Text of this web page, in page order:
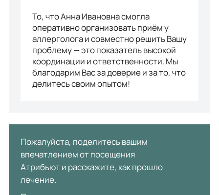
То, что Анна Ивановна смогла
оперативно организовать приём у
аллерголога и совместно решить Вашу
проблему — это показатель высокой
координации и ответственности. Мы
благодарим Вас за доверие и за то, что
делитесь своим опытом!
Пожалуйста, поделитесь вашим
впечатлением от посещения
Атрибьют и расскажите, как прошло
лечение.